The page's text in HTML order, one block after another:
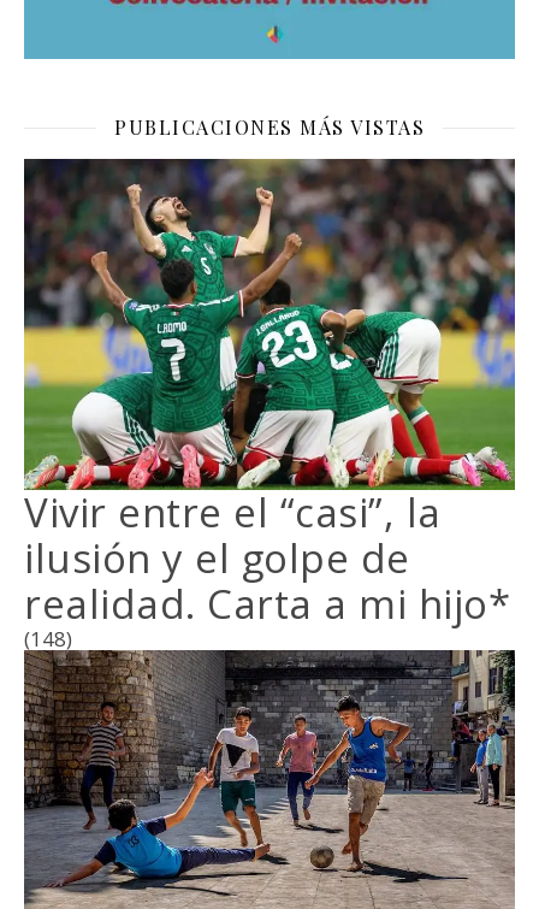
PUBLICACIONES MÁS VISTAS
Vivir entre el “casi”, la
ilusión y el golpe de
realidad. Carta a mi hijo*
(148)